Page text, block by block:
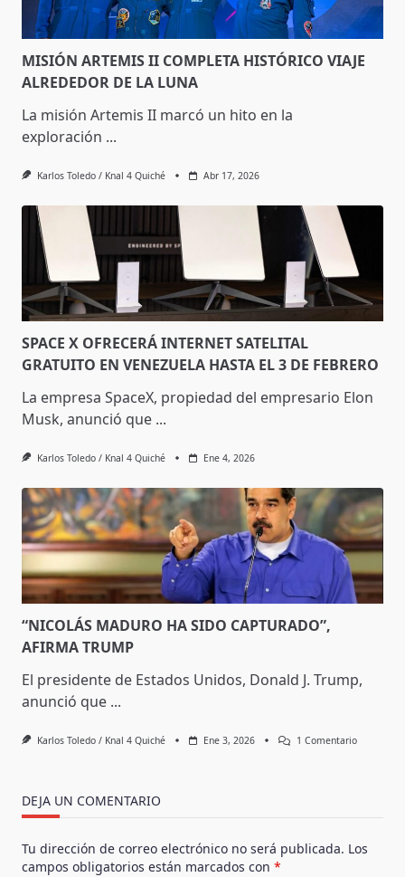
MISIÓN ARTEMIS II COMPLETA HISTÓRICO VIAJE
ALREDEDOR DE LA LUNA
La misión Artemis II marcó un hito en la
exploración ...
Karlos Toledo / Knal 4 Quiché Abr 17, 2026
SPACE X OFRECERÁ INTERNET SATELITAL
GRATUITO EN VENEZUELA HASTA EL 3 DE FEBRERO
La empresa SpaceX, propiedad del empresario Elon
Musk, anunció que ...
Karlos Toledo / Knal 4 Quiché Ene 4, 2026
“NICOLÁS MADURO HA SIDO CAPTURADO”,
AFIRMA TRUMP
El presidente de Estados Unidos, Donald J. Trump,
anunció que ...
Karlos Toledo / Knal 4 Quiché Ene 3, 2026 1 ComentarioEn
AFIRMA
DEJA UN COMENTARIO
Tu dirección de correo electrónico no será publicada. Los
campos obligatorios están marcados con *